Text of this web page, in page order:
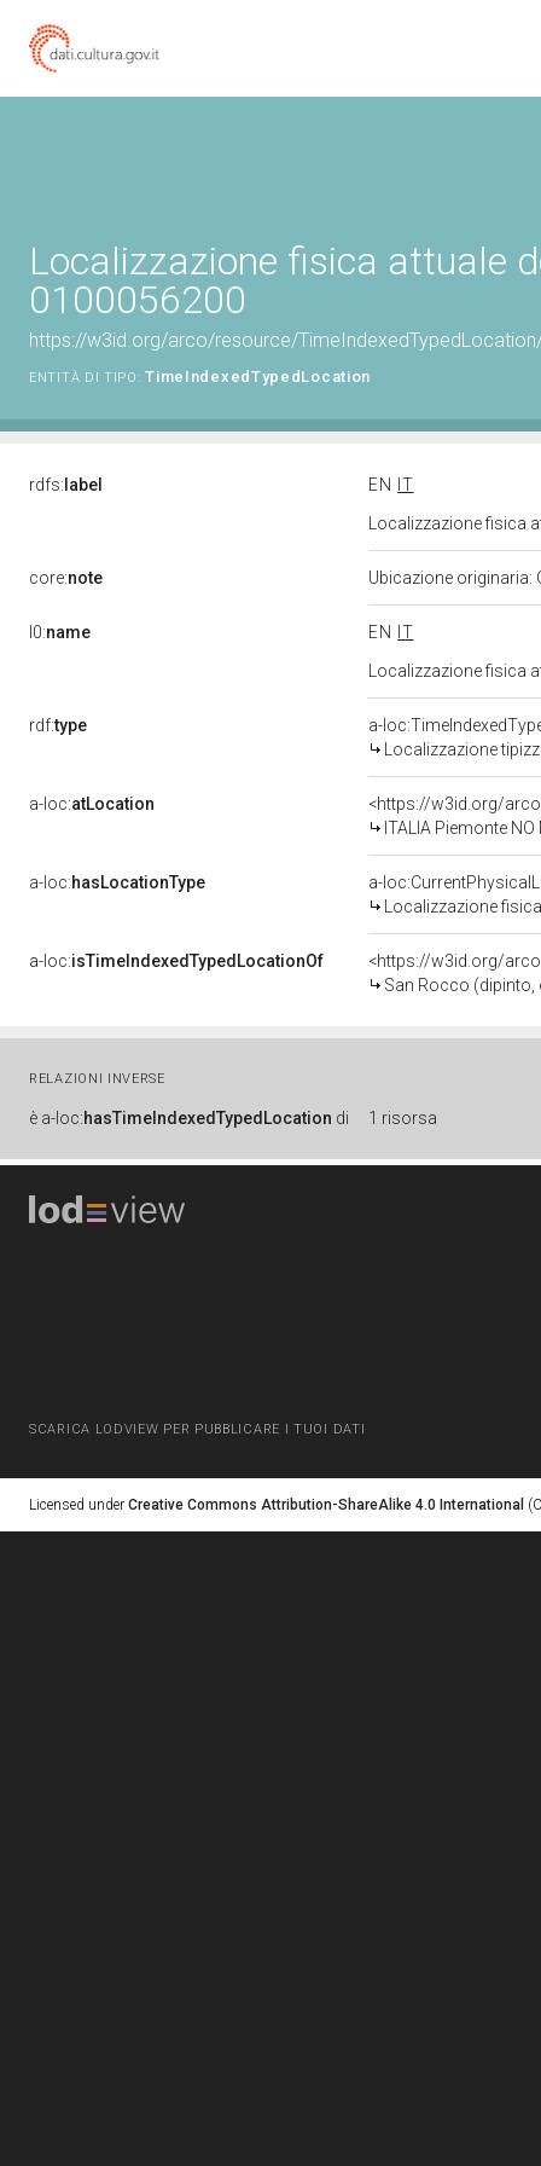
Localizzazione fisica attuale
0100056200
https://w3id.org/arco/resource/
ENTITÀ DI TIPO: TimeIndexedTypedLocation
rdfs: label EN
IT
Localizzazione fisica
core:note Ubicazione originaria:
l0:name EN
IT
Localizzazione fisica
rdf:type
a-
Localizzazione
a-loc:atLocation
<https://w3id.org/
ITALIA Piemonte
a-loc:hasLocationType
a-
Localizzazione
a-loc:isTimeIndexedTypedLocationOf
<https://w3id.org/
San Rocco (dipinto,
RELAZIONI INVERSE
è a-loc:hasTimeIndexedTypedLocation di 1 risorsa
SCARICA LODVIEW PER PUBBLICARE I TUOI DATI
Licensed under Creative Commons Attribution-ShareAlike 4.0 International